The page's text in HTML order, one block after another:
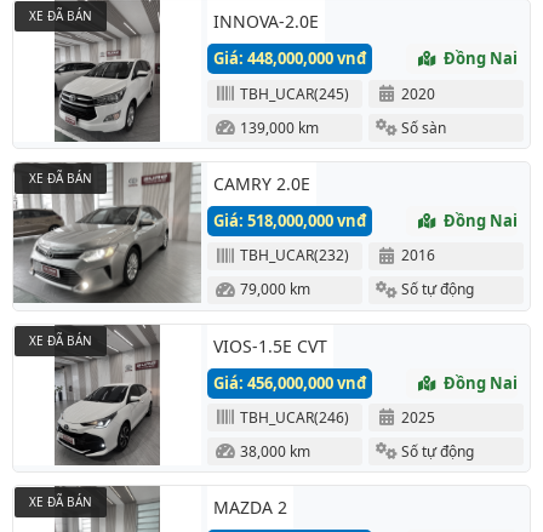
INNOVA-2.0E
Giá: 448,000,000 vnđ Đồng Nai
TBH_UCAR(245)
2020
139,000 km
Số sàn
XE ĐÃ BÁN
CAMRY 2.0E
Giá: 518,000,000 vnđ Đồng Nai
TBH_UCAR(232)
2016
79,000 km
Số tự động
XE ĐÃ BÁN
VIOS-1.5E CVT
Giá: 456,000,000 vnđ Đồng Nai
TBH_UCAR(246)
2025
38,000 km
Số tự động
XE ĐÃ BÁN
MAZDA 2
XE ĐÃ BÁN